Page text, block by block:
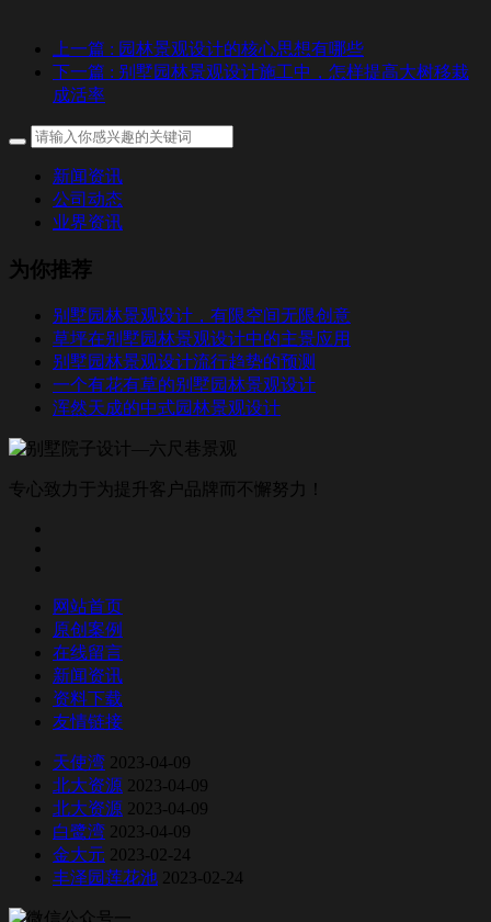
上一篇 : 园林景观设计的核心思想有哪些
下一篇 : 别墅园林景观设计施工中，怎样提高大树移栽
成活率
新闻资讯
公司动态
业界资讯
为你推荐
别墅园林景观设计，有限空间无限创意
草坪在别墅园林景观设计中的主景应用
别墅园林景观设计流行趋势的预测
一个有花有草的别墅园林景观设计
浑然天成的中式园林景观设计
专心致力于为提升客户品牌而不懈努力！
网站首页
原创案例
在线留言
新闻资讯
资料下载
友情链接
天使湾 2023-04-09
北大资源 2023-04-09
北大资源 2023-04-09
白鹭湾 2023-04-09
金大元 2023-02-24
丰泽园莲花池 2023-02-24